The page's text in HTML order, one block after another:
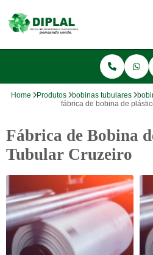
Home Produtos bobinas tubulares
fábrica de bobina de
Fábrica de Bobina
Tubular Cruzeiro